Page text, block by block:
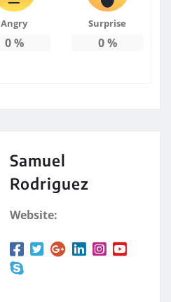
Angry
0%
Surprise
0%
Samuel
Rodriguez
Website: